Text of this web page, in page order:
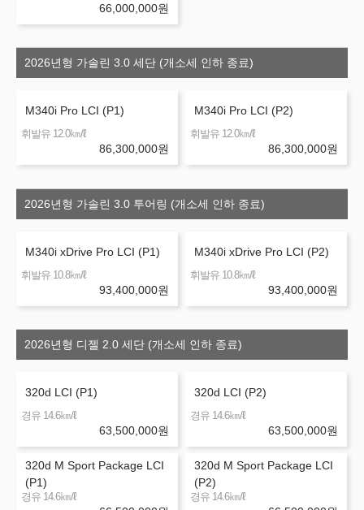
66,000,000원
2026년형 가솔린 3.0 세단 (개소세 인하 종료)
M340i Pro LCI (P1)
휘발유 12.0㎞/ℓ
86,300,000원
M340i Pro LCI (P2)
휘발유 12.0㎞/ℓ
86,300,000원
2026년형 가솔린 3.0 투어링 (개소세 인하 종료)
M340i xDrive Pro LCI (P1)
휘발유 10.8㎞/ℓ
93,400,000원
M340i xDrive Pro LCI (P2)
휘발유 10.8㎞/ℓ
93,400,000원
2026년형 디젤 2.0 세단 (개소세 인하 종료)
320d LCI (P1)
경유 14.6㎞/ℓ
63,500,000원
320d LCI (P2)
경유 14.6㎞/ℓ
63,500,000원
320d M Sport Package LCI
(P1)
경유 14.6㎞/ℓ
320d M Sport Package LCI
(P2)
경유 14.6㎞/ℓ